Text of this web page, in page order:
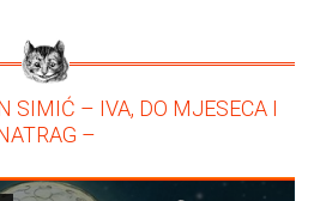
SIMIĆ – IVA, DO MJESECA I
–